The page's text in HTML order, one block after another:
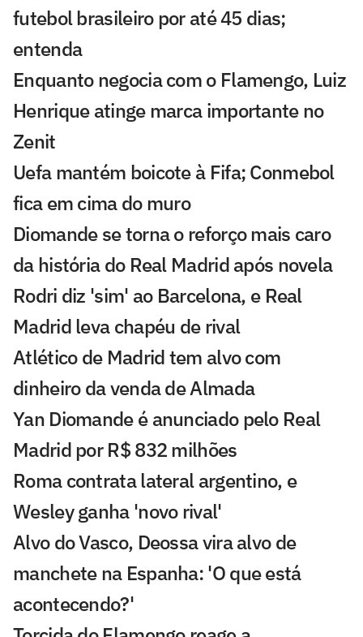
futebol brasileiro por até 45 dias;
entenda
Enquanto negocia com o Flamengo, Luiz
Henrique atinge marca importante no
Zenit
Uefa mantém boicote à Fifa; Conmebol
fica em cima do muro
Diomande se torna o reforço mais caro
da história do Real Madrid após novela
Rodri diz 'sim' ao Barcelona, e Real
Madrid leva chapéu de rival
Atlético de Madrid tem alvo com
dinheiro da venda de Almada
Yan Diomande é anunciado pelo Real
Madrid por R$ 832 milhões
Roma contrata lateral argentino, e
Wesley ganha 'novo rival'
Alvo do Vasco, Deossa vira alvo de
manchete na Espanha: 'O que está
acontecendo?'